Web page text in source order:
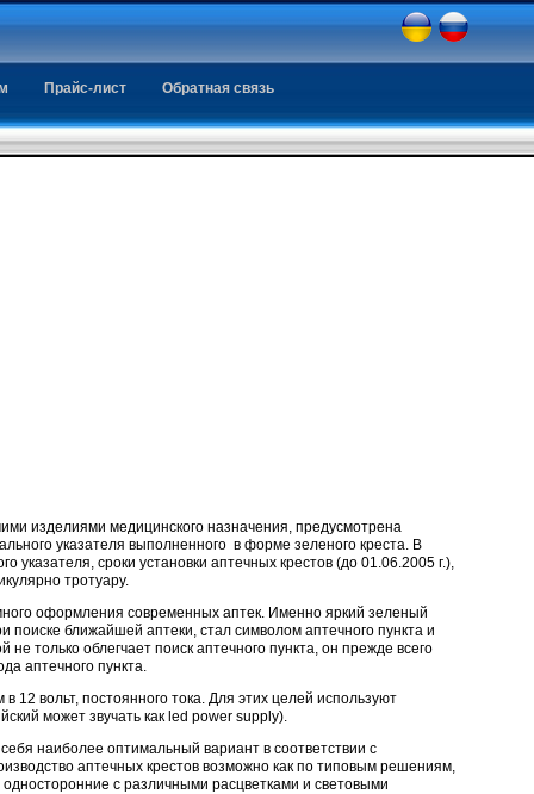
Прайс-лист Обратная связь
изделиями медицинского назначения, предусмотрена
указателя выполненного в форме зеленого креста. В
сроки установки аптечных крестов (до 01.06.2005 г.),
тротуару.
оформления современных аптек. Именно яркий зеленый
ближайшей аптеки, стал символом аптечного пункта и
только облегчает поиск аптечного пункта, он прежде всего
аптечного пункта.
12 вольт, постоянного тока. Для этих целей используют
может звучать как led power supply).
наиболее оптимальный вариант в соответствии с
аптечных крестов возможно как по типовым решениям,
с различными расцветками и световыми